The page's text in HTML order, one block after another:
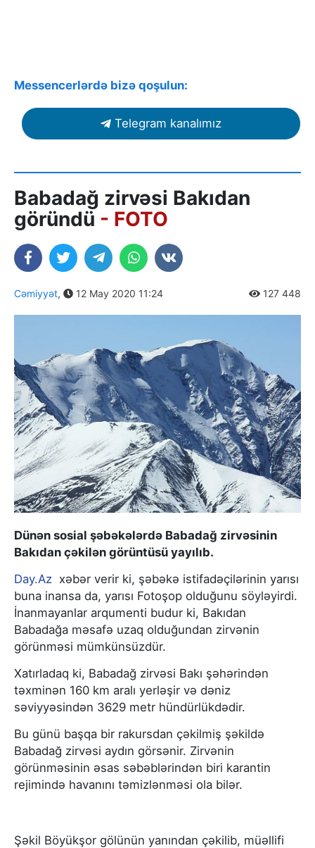
Messencerlərdə bizə qoşulun:
Telegram kanalımız
Babadağ zirvəsi Bakıdan
göründü - FOTO
Cəmiyyət, 12 May 2020 11:24 127 448
Dünən sosial şəbəkələrdə Babadağ zirvəsinin
Bakıdan çəkilən görüntüsü yayılıb.
Day.Az xəbər verir ki, şəbəkə istifadəçilərinin yarısı
buna inansa da, yarısı Fotoşop olduğunu söyləyirdi.
İnanmayanlar arqumenti budur ki, Bakıdan
Babadağa məsafə uzaq olduğundan zirvənin
görünməsi mümkünsüzdür.
Xatırladaq ki, Babadağ zirvəsi Bakı şəhərindən
təxminən 160 km aralı yerləşir və dəniz
səviyyəsindən 3629 metr hündürlükdədir.
Bu günü başqa bir rakursdan çəkilmiş şəkildə
Babadağ zirvəsi aydın görsənir. Zirvənin
görünməsinin əsas səbəblərindən biri karantin
rejimində havanını təmizlənməsi ola bilər.
Şəkil Böyükşor gölünün yanından çəkilib, müəllifi